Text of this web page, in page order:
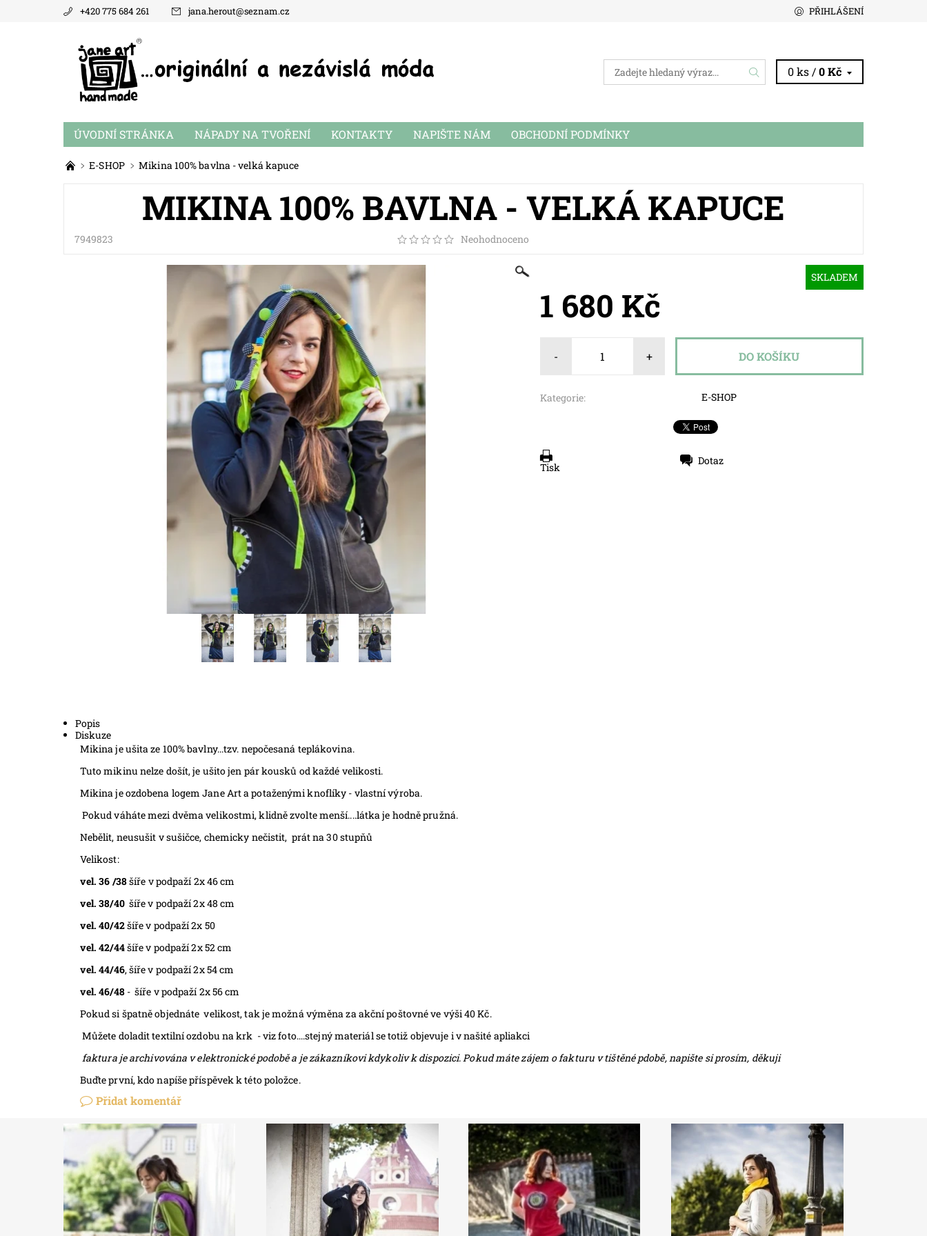
+420 775 684 261 jana.herout@seznam.cz PŘIHLÁŠENÍ
0 ks /0 Kč
ÚVODNÍ STRÁNKA NÁPADY NA TVOŘENÍ KONTAKTY NAPIŠTE NÁM OBCHODNÍ PODMÍNKY
E-SHOP Mikina 100% bavlna - velká kapuce
MIKINA 100% BAVLNA - VELKÁ KAPUCE
7949823 Neohodnoceno
SKLADEM
1 680 Kč
- +
Kategorie: E-SHOP
Tisk
Dotaz
Popis
Diskuze
Mikina je ušita ze 100% bavlny...tzv. nepočesaná teplákovina.
Tuto mikinu nelze došít, je ušito jen pár kousků od každé velikosti.
Mikina je ozdobena logem Jane Art a potaženými knoflíky - vlastní výroba.
Pokud váháte mezi dvěma velikostmi, klidně zvolte menší....látka je hodně pružná.
Nebělit, neusušit v sušičce, chemicky nečistit, prát na 30 stupňů
Velikost:
vel. 36 /38šíře v podpaží 2x 46 cm
vel. 38/40šíře v podpaží 2x 48 cm
vel. 40/42šíře v podpaží 2x 50
vel. 42/44šíře v podpaží 2x 52 cm
vel. 44/46, šíře v podpaží 2x 54 cm
vel. 46/48- šíře v podpaží 2x 56 cm
Pokud si špatně objednáte velikost, tak je možná výměna za akční poštovné ve výši 40 Kč.
Můžete doladit textilní ozdobu na krk - viz foto....stejný materiál se totiž objevuje i v našité apliakci
faktura je archivována v elektronické podobě a je zákazníkovi kdykoliv k dispozici. Pokud máte zájem o fakturu v tištěné pdobě, napište si prosím, děkuji
Buďte první, kdo napíše příspěvek k této položce.
Přidat komentář